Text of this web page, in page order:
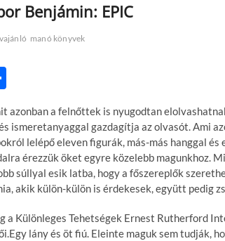
Benjámin: EPIC
manó könyvek
za
m
e
g
azonban a felnőttek is nyugodtan
ismeretanyaggal gazdagítja az olvasót. Ami
lelépő eleven figurák, más-más hanggal
érezzük öket egyre közelebb magunkhoz.
súllyal esik latba, hogy a főszereplők
akik külön-külön is érdekesek, együtt pedig
a Különleges Tehetségek Ernest Rutherford
lány és öt fiú. Eleinte maguk sem tudják,